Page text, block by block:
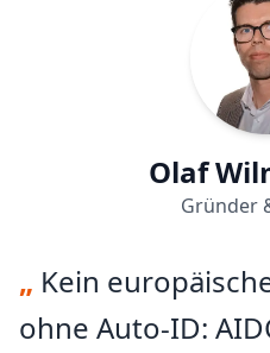
Standardisierungsgremien
CEN/CENELC, DKE oder
Expertengruppe für
Projekten und
neue Standards und
Digitalen Produktpass und
Olaf
Gründer
„ Kein
ohne Auto-ID: